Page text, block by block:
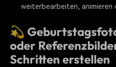
weiterbearbeiten, animieren
💫
oder
Schritten erstellen